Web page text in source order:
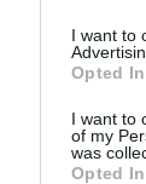
I want to
Opted In
I want to
of my
was
Opted In